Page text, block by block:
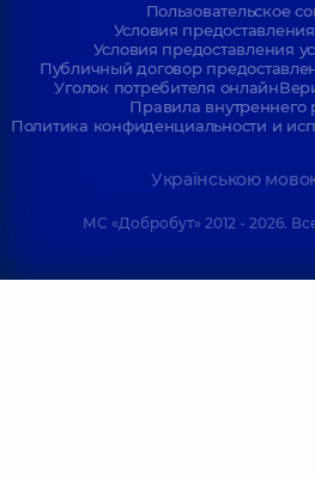
Пользовательское
Условия
Условия предоставления
Публичный договор
Уголок потребителя онлайн
Правила внутреннего
Политика конфиденциальности и
Українською
МС «Добробут» 2012 - 2026.